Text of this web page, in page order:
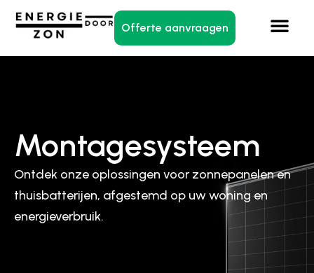
Offerte aanvraagen
Montagesysteem
Ontdek onze oplossingen voor zonnepanelen en
thuisbatterijen, afgestemd op uw woning en
energieverbruik.